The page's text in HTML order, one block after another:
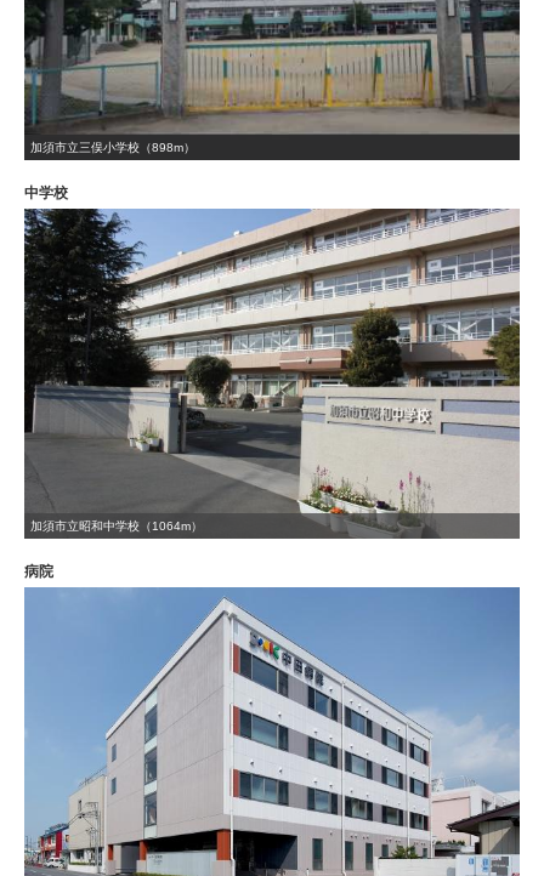
加須市立三俣小学校（898m）
中学校
加須市立昭和中学校（1064m）
病院